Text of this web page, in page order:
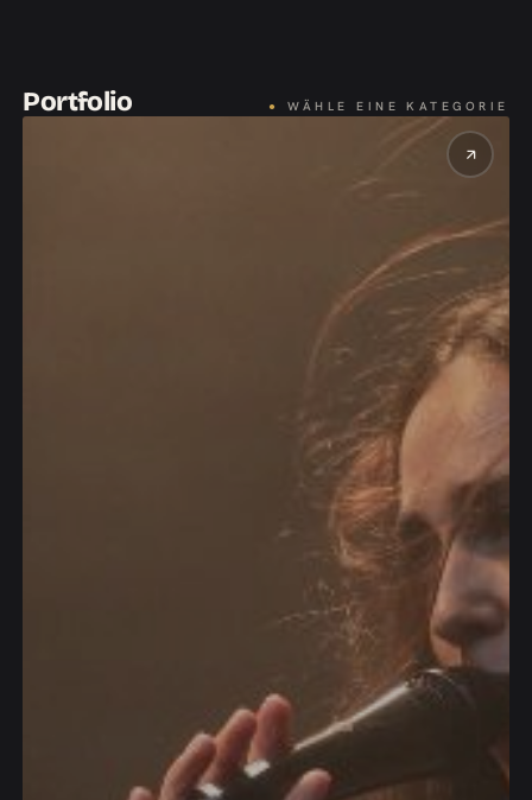
Portfolio ● WÄHLE EINE KATEGORIE